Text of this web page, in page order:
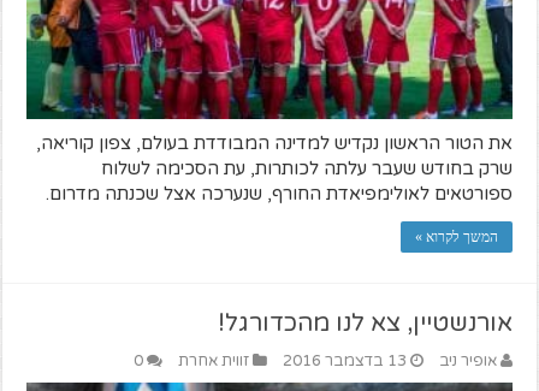
את הטור הראשון נקדיש למדינה המבודדת בעולם, צפון קוריאה,
שרק בחודש שעבר עלתה לכותרות, עת הסכימה לשלוח
ספורטאים לאולימפיאדת החורף, שנערכה אצל שכנתה מדרום.
המשך לקרוא »
אורנשטיין, צא לנו מהכדורגל!
אופיר ניב 13 בדצמבר 2016 זווית אחרת 0